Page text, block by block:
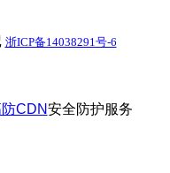
浙ICP备14038291号-6
CDN安全防护服务